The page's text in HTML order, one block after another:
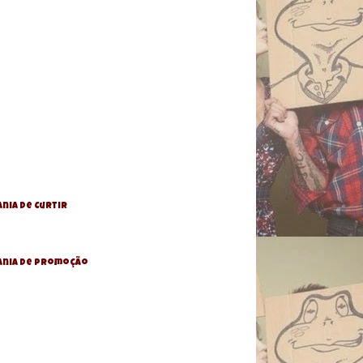
de Curtir
De Promoção